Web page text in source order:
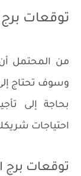
توقعات
من المحتمل
وسوف تحتاج
بحاجة إلى
احتياجات
توقعات برج